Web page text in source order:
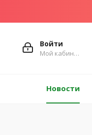
Войти
Мой кабинет
Новости